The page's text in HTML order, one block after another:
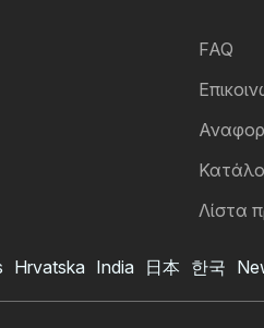
FAQ
Λίστα
Hrvatska India 日本 한국